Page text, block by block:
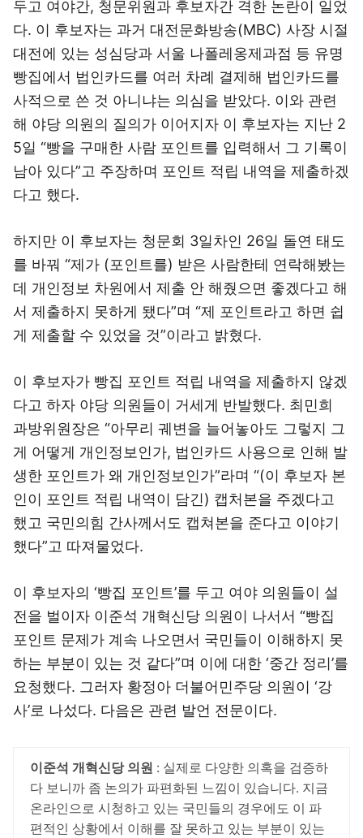
두고 여야간, 청문위원과 후보자간 격한 논란이 일었
다. 이 후보자는 과거 대전문화방송(MBC) 사장 시절
대전에 있는 성심당과 서울 나폴레옹제과점 등 유명
빵집에서 법인카드를 여러 차례 결제해 법인카드를
사적으로 쓴 것 아니냐는 의심을 받았다. 이와 관련
해 야당 의원의 질의가 이어지자 이 후보자는 지난 2
5일 “빵을 구매한 사람 포인트를 입력해서 그 기록이
남아 있다”고 주장하며 포인트 적립 내역을 제출하겠
다고 했다.
하지만 이 후보자는 청문회 3일차인 26일 돌연 태도
를 바꿔 “제가 (포인트를) 받은 사람한테 연락해봤는
데 개인정보 차원에서 제출 안 해줬으면 좋겠다고 해
서 제출하지 못하게 됐다”며 “제 포인트라고 하면 쉽
게 제출할 수 있었을 것”이라고 밝혔다.
이 후보자가 빵집 포인트 적립 내역을 제출하지 않겠
다고 하자 야당 의원들이 거세게 반발했다. 최민희
과방위원장은 “아무리 궤변을 늘어놓아도 그렇지 그
게 어떻게 개인정보인가, 법인카드 사용으로 인해 발
생한 포인트가 왜 개인정보인가”라며 “(이 후보자 본
인이 포인트 적립 내역이 담긴) 캡처본을 주겠다고
했고 국민의힘 간사께서도 캡쳐본을 준다고 이야기
했다”고 따져물었다.
이 후보자의 ‘빵집 포인트’를 두고 여야 의원들이 설
전을 벌이자 이준석 개혁신당 의원이 나서서 “빵집
포인트 문제가 계속 나오면서 국민들이 이해하지 못
하는 부분이 있는 것 같다”며 이에 대한 ‘중간 정리’를
요청했다. 그러자 황정아 더불어민주당 의원이 ‘강
사’로 나섰다. 다음은 관련 발언 전문이다.
이준석 개혁신당 의원 : 실제로 다양한 의혹을 검증하
다 보니까 좀 논의가 파편화된 느낌이 있습니다. 지금
온라인으로 시청하고 있는 국민들의 경우에도 이 파
편적인 상황에서 이해를 잘 못하고 있는 부분이 있는